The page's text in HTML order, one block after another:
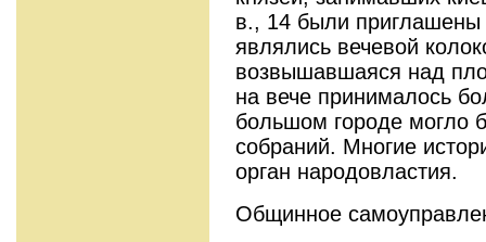
в., 14 были приглашены
являлись вечевой
возвышавшаяся над
на вече принималось
большом городе могло
собраний. Многие
орган народовластия.
Общинное